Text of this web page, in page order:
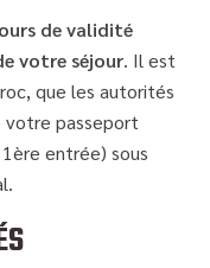
de validité
votre séjour. Il est
que les autorités
votre passeport
entrée) sous